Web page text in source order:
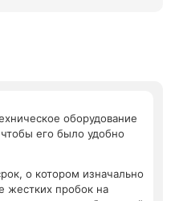
оборудование
его было удобно
о котором изначально
жестких пробок на